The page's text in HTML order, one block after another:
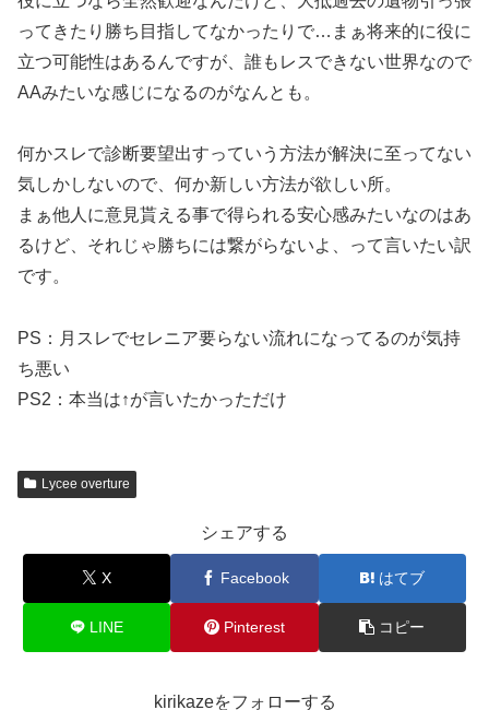
ってきたり勝ち目指してなかったりで…まぁ将来的に役に
立つ可能性はあるんですが、誰もレスできない世界なので
AAみたいな感じになるのがなんとも。
何かスレで診断要望出すっていう方法が解決に至ってない
気しかしないので、何か新しい方法が欲しい所。
まぁ他人に意見貰える事で得られる安心感みたいなのはあ
るけど、それじゃ勝ちには繋がらないよ、って言いたい訳
です。
PS：月スレでセレニア要らない流れになってるのが気持
ち悪い
PS2：本当は↑が言いたかっただけ
Lycee overture
シェアする
X Facebook はてブ
LINE Pinterest コピー
kirikazeをフォローする